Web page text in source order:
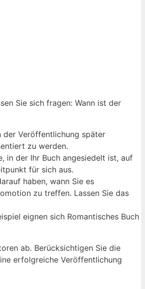
Sie sich fragen: Wann ist der
der Veröffentlichung später
zu werden.
in der Ihr Buch angesiedelt ist, auf
für sich aus.
haben, wann Sie es
zu treffen. Lassen Sie das
eignen sich Romantisches Buch
ab. Berücksichtigen Sie die
erfolgreiche Veröffentlichung